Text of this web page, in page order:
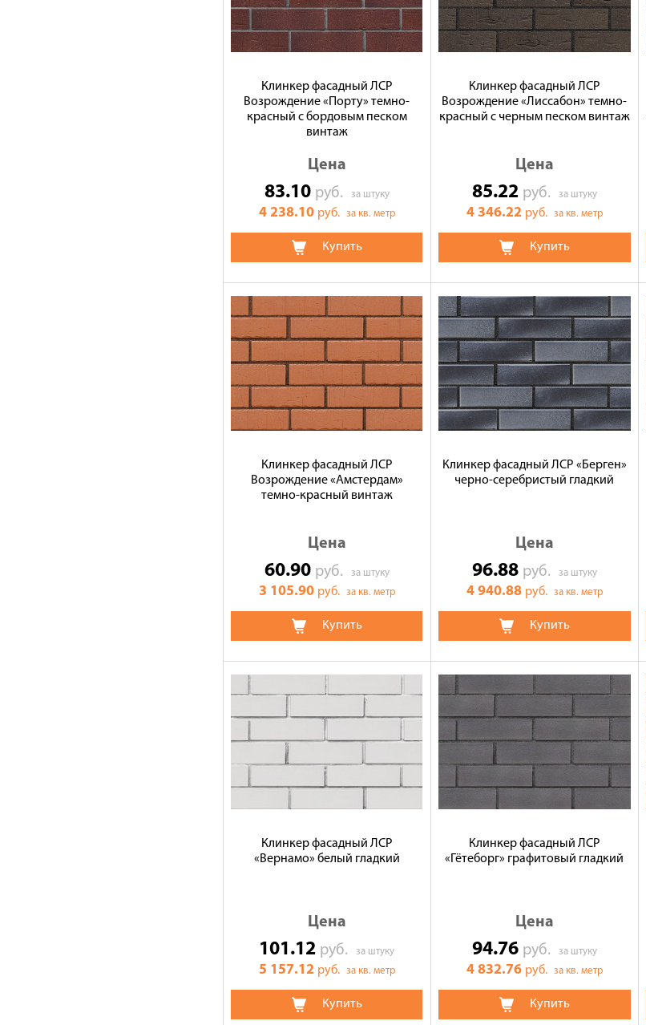
Клинкер фасадный ЛСР
Возрождение «Порту» темно-
красный с бордовым песком
винтаж
Цена
83.10 руб. за штуку
4 238.10 руб. за кв. метр
Купить
Клинкер фасадный ЛСР
Возрождение «Лиссабон» темно-
красный с черным песком винтаж
Цена
85.22 руб. за штуку
4 346.22 руб. за кв. метр
Купить
Клинкер фасадный ЛСР
Возрождение «Амстердам»
темно-красный винтаж
Цена
60.90 руб. за штуку
3 105.90 руб. за кв. метр
Купить
Клинкер фасадный ЛСР «Берген»
черно-серебристый гладкий
Цена
96.88 руб. за штуку
4 940.88 руб. за кв. метр
Купить
Клинкер фасадный ЛСР
«Вернамо» белый гладкий
Цена
101.12 руб.за штуку
5 157.12 руб. за кв. метр
Купить
Клинкер фасадный ЛСР
«Гётеборг» графитовый гладкий
Цена
94.76 руб. за штуку
4 832.76 руб. за кв. метр
Купить